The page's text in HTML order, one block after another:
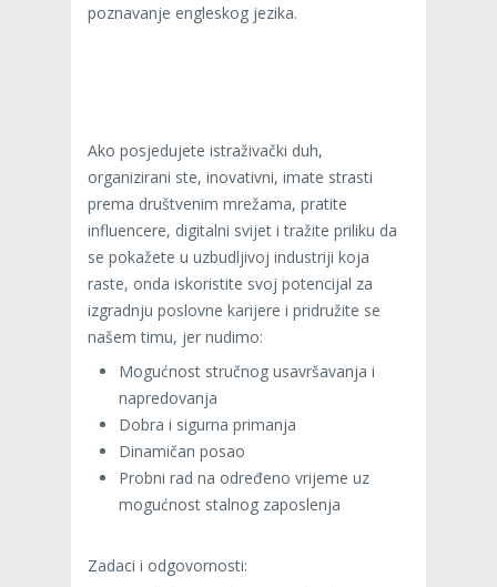
poznavanje engleskog jezika.
Ako posjedujete istraživački duh,
organizirani ste, inovativni, imate strasti
prema društvenim mrežama, pratite
influencere, digitalni svijet i tražite priliku da
se pokažete u uzbudljivoj industriji koja
raste, onda iskoristite svoj potencijal za
izgradnju poslovne karijere i pridružite se
našem timu, jer nudimo:
Mogućnost stručnog usavršavanja i
napredovanja
Dobra i sigurna primanja
Dinamičan posao
Probni rad na određeno vrijeme uz
mogućnost stalnog zaposlenja
Zadaci i odgovornosti: